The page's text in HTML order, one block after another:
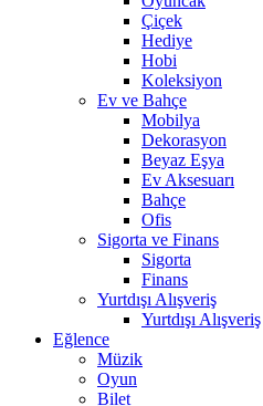
Çiçek
Hediye
Hobi
Koleksiyon
Ev ve Bahçe
Mobilya
Dekorasyon
Beyaz Eşya
Ev Aksesuarı
Bahçe
Ofis
Sigorta ve Finans
Sigorta
Finans
Yurtdışı Alışveriş
Yurtdışı Alışveriş
Eğlence
Müzik
Oyun
Bilet